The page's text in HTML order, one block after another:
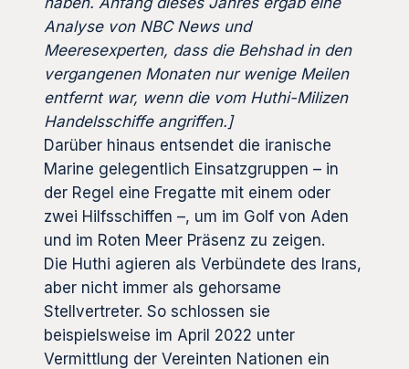
Analyse von NBC News und
Meeresexperten, dass die Behshad in den
vergangenen Monaten nur wenige Meilen
entfernt war, wenn die vom Huthi-Milizen
Handelsschiffe angriffen.]
Darüber hinaus entsendet die iranische
Marine gelegentlich Einsatzgruppen – in
der Regel eine Fregatte mit einem oder
zwei Hilfsschiffen –, um im Golf von Aden
und im Roten Meer Präsenz zu zeigen.
Die Huthi agieren als Verbündete des Irans,
aber nicht immer als gehorsame
Stellvertreter. So schlossen sie
beispielsweise im April 2022 unter
Vermittlung der Vereinten Nationen ein